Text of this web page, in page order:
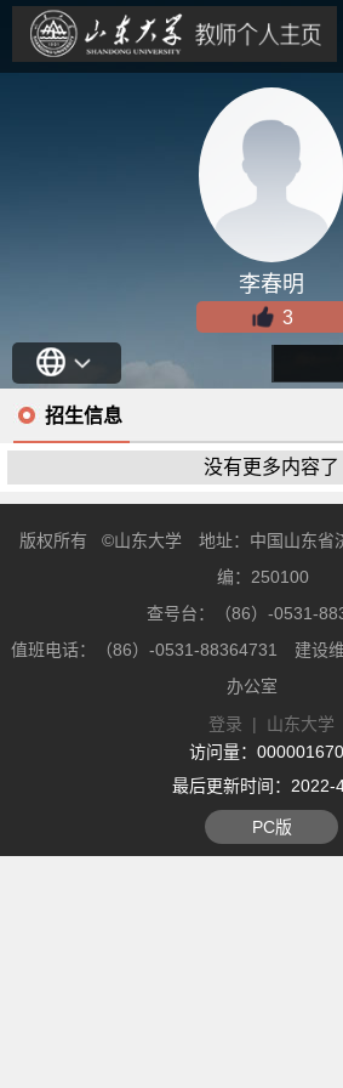
李春明
3
招生信息
没有更多内容了
版权所有 ©山东大学 地址：中国山东省
编：250100
查号台：（86）-0531-
值班电话：（86）-0531-88364731 建设
办公室
登录 | 山东大学
访问量：
最后更新时间： 2022-
PC版